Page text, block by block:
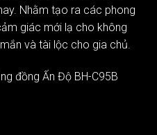
Nhằm tạo ra các phong
giác mới lạ cho không
và tài lộc cho gia chủ.
đồng Ấn Độ BH-C95B